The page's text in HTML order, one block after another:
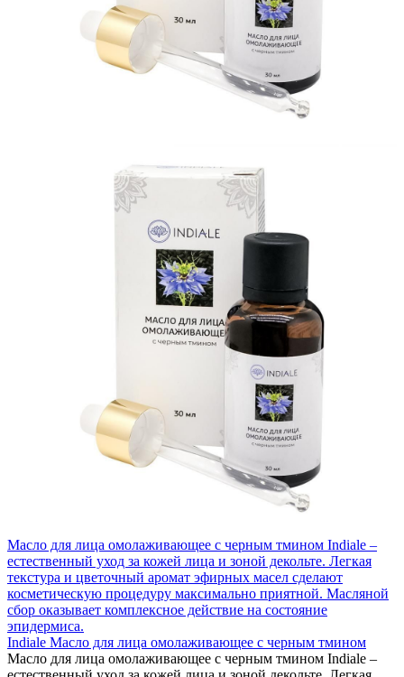
Масло для лица омолаживающее с черным тмином Indiale –
естественный уход за кожей лица и зоной декольте. Легкая
текстура и цветочный аромат эфирных масел сделают
косметическую процедуру максимально приятной. Масляной
сбор оказывает комплексное действие на состояние
эпидермиса.
Indiale Масло для лица омолаживающее с черным тмином
Масло для лица омолаживающее с черным тмином Indiale –